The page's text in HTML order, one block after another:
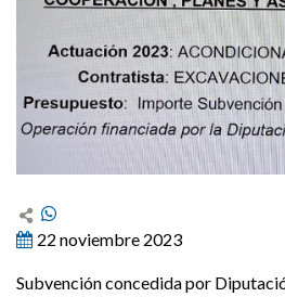
22 noviembre 2023
Subvención concedida por